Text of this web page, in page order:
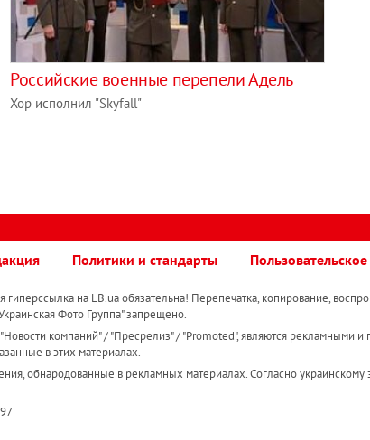
Российские военные перепели Адель
Хор исполнил "Skyfall"
Политики и стандарты
на LB.ua обязательна! Перепечатка, копирование,
Фото Группа" запрещено.
компаний" / "Пресрелиз" / "Promoted", являются рекламными и
в этих материалах.
обнародованные в рекламных материалах. Согласно украинскому